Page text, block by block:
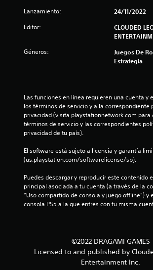
Lanzamiento: 24/11/2022
Editor:
CLOUDED
Géneros:
Juegos De
Estrategia
Las funciones en línea requieren una cuenta y
los términos de servicio y a la correspondiente
privacidad (visita playstationnetwork.com para
términos de servicio y las correspondientes
privacidad de tu país).
El software está sujeto a licencia y garantía
(us.playstation.com/softwarelicense/sp).
Puedes descargar y reproducir este contenido
principal asociada a tu cuenta (a través de la
“Uso compartido de consola y juego offline”) y
consola PS5 a la que entres con tu misma
©2022 DRAGAMI GAMES
Licensed to and published by
Entertainment Inc.